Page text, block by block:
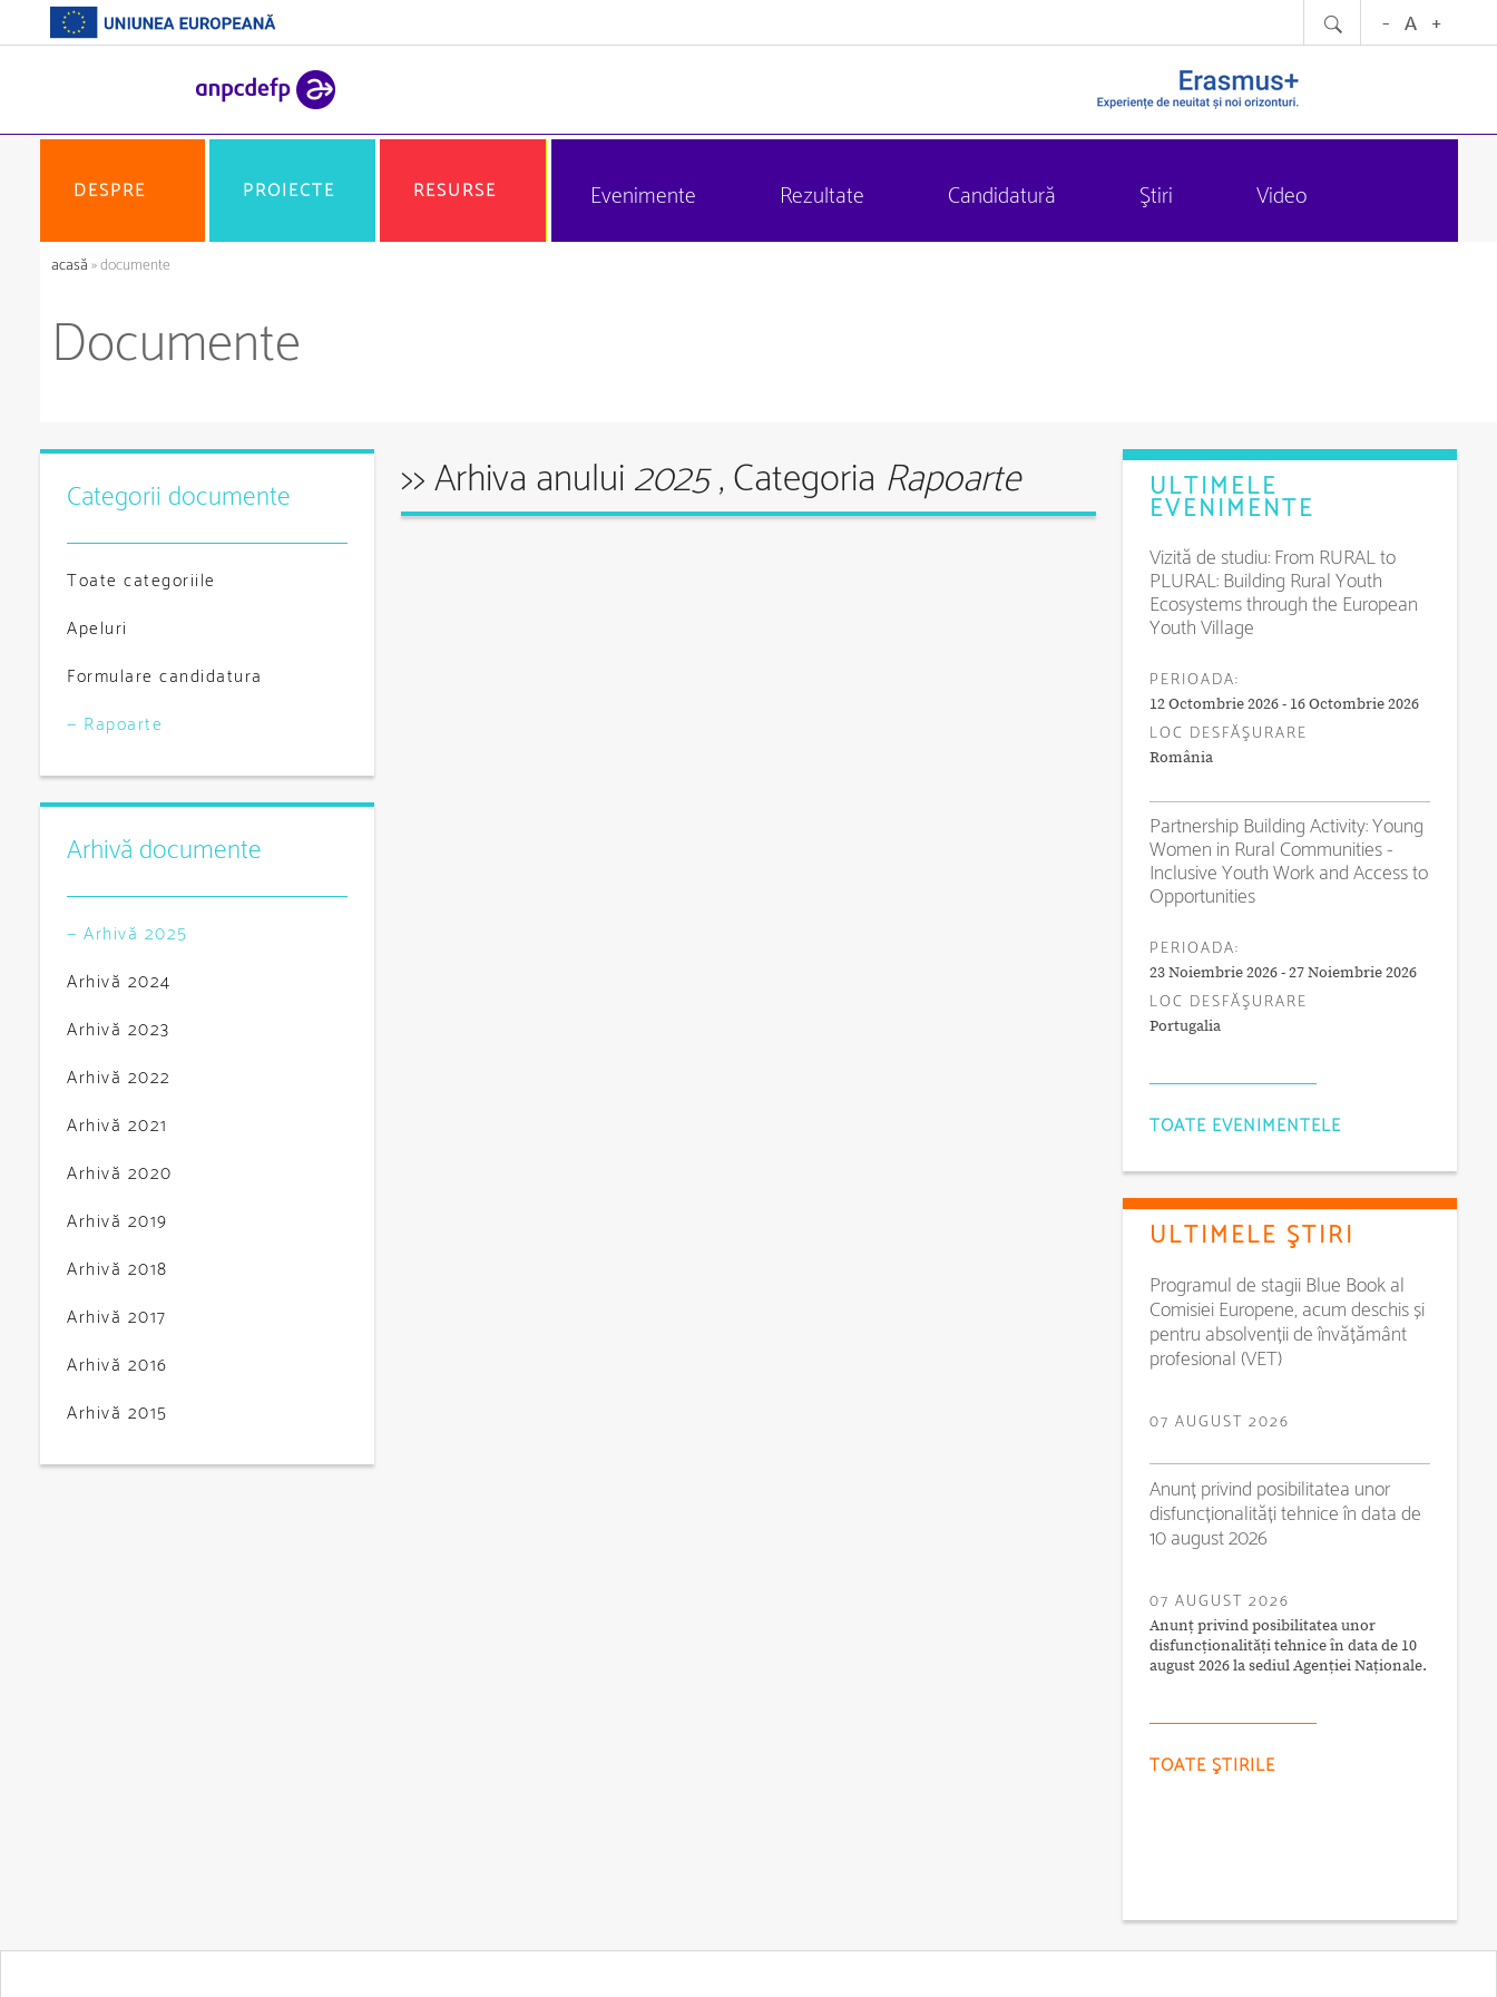
DESPRE PROIECTE RESURSE Evenimente Rezultate Candidatură Ştiri Video
acasă» documente
Documente
Categorii documente
Toate categoriile
Apeluri
Formulare candidatura
— Rapoarte
Arhivă documente
— Arhivă 2025
Arhivă 2024
Arhivă 2023
Arhivă 2022
Arhivă 2021
Arhivă 2020
Arhivă 2019
Arhivă 2018
Arhivă 2017
Arhivă 2016
Arhivă 2015
>> Arhiva anului2025, Categoria Rapoarte ULTIMELE
EVENIMENTE
Vizită de studiu: From RURAL to
PLURAL: Building Rural Youth
Ecosystems through the European
Youth Village
PERIOADA:
12 Octombrie 2026 - 16 Octombrie 2026
LOC DESFĂŞURARE
România
Partnership Building Activity: Young
Women in Rural Communities -
Inclusive Youth Work and Access to
Opportunities
PERIOADA:
23 Noiembrie 2026 - 27 Noiembrie 2026
LOC DESFĂŞURARE
Portugalia
TOATE EVENIMENTELE
ULTIMELE ŞTIRI
Programul de stagii Blue Book al
Comisiei Europene, acum deschis și
pentru absolvenții de învățământ
profesional (VET)
07 AUGUST 2026
Anunț privind posibilitatea unor
disfuncționalități tehnice în data de
10 august 2026
07 AUGUST 2026
Anunț privind posibilitatea unor
disfuncționalități tehnice în data de 10
august 2026 la sediul Agenției Naționale.
TOATE ŞTIRILE